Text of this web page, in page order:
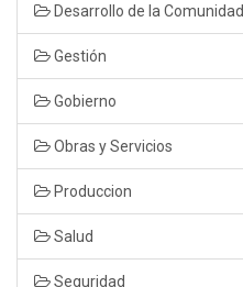
Desarrollo de la Comunidad
Gestión
Gobierno
Obras y Servicios
Produccion
Salud
Seguridad